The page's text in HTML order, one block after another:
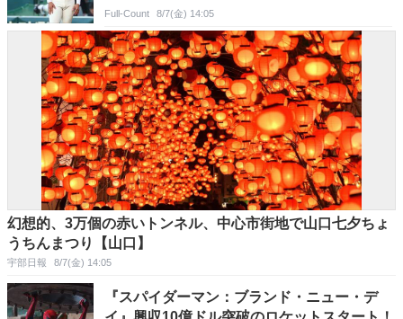
Full-Count 8/7(金) 14:05
幻想的、3万個の赤いトンネル、中心市街地で山口七夕ちょ
うちんまつり【山口】
宇部日報 8/7(金) 14:05
『スパイダーマン：ブランド・ニュー・デ